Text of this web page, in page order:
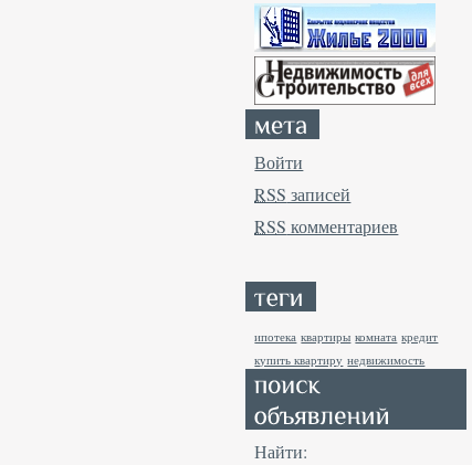
Войти
RSS записей
RSS комментариев
ипотека квартиры комната кредит
купить квартиру недвижимость
Найти: